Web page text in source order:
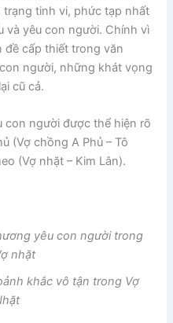
trạng tinh vi, phức tạp nhất
và yêu con người. Chính vì
đề cấp thiết trong văn
người, những khát vọng
cũ cả.
con người được thể hiện rõ
(Vợ chồng A Phủ – Tô
(Vợ nhặt – Kim Lân).
yêu con người trong
nhặt
khắc vô tận trong Vợ